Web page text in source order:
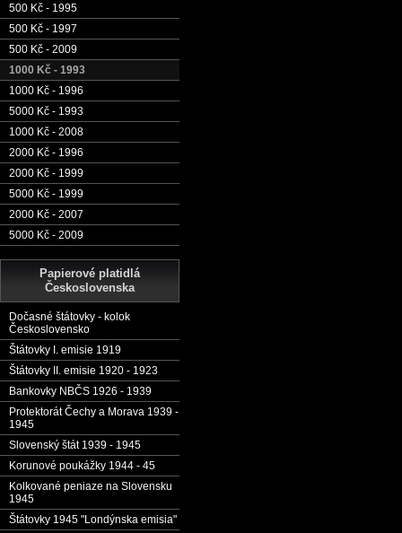
500 Kč - 1995
500 Kč - 1997
500 Kč - 2009
1000 Kč - 1993
1000 Kč - 1996
5000 Kč - 1993
1000 Kč - 2008
2000 Kč - 1996
2000 Kč - 1999
5000 Kč - 1999
2000 Kč - 2007
5000 Kč - 2009
Papierové platidlá
Československa
Dočasné štátovky - kolok
Československo
Štátovky I. emisie 1919
Štátovky II. emisie 1920 - 1923
Bankovky NBČS 1926 - 1939
Protektorát Čechy a Morava 1939 -
1945
Slovenský štát 1939 - 1945
Korunové poukážky 1944 - 45
Kolkované peniaze na Slovensku
1945
Štátovky 1945 "Londýnska emisia"